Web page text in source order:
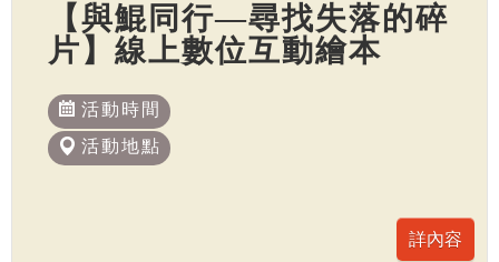
【與鯤同行—尋找失落的碎
片】線上數位互動繪本
活動時間
活動地點